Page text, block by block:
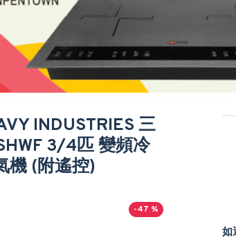
INDUSTRIES 三
3/4匹 變頻冷
機 (附遙控)
-47 %
如